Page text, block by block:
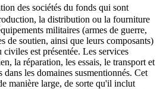
des sociétés du fonds qui sont
la distribution ou la fourniture
militaires (armes de guerre,
de soutien, ainsi que leurs composants)
civiles est présentée. Les services
la réparation, les essais, le transport et
dans les domaines susmentionnés. Cet
manière large, de sorte qu'il inclut